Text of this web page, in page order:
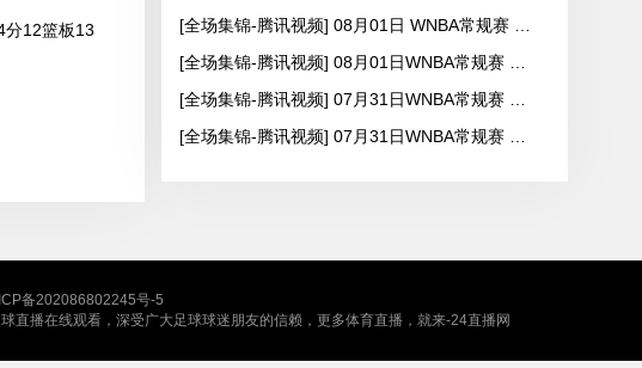
分12篮板13
备202086802245号-5
播在线观看，深受广大足球球迷朋友的信赖，更多体育直播，就来-24直播网